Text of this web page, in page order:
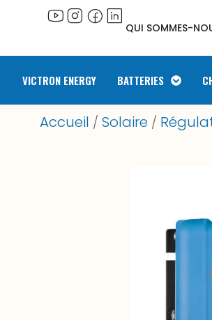
QUI SOMMES-
VICTRON ENERGY BATTERIES
Accueil / Solaire/